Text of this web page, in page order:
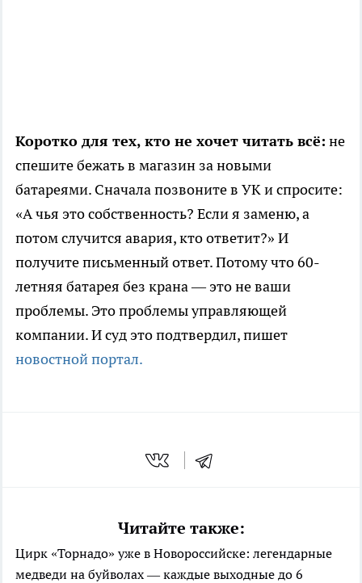
Коротко для тех, кто не хочет читать всё: не
спешите бежать в магазин за новыми
батареями. Сначала позвоните в УК и спросите:
«А чья это собственность? Если я заменю, а
потом случится авария, кто ответит?» И
получите письменный ответ. Потому что 60-
летняя батарея без крана — это не ваши
проблемы. Это проблемы управляющей
компании. И суд это подтвердил, пишет
новостной портал.
Читайте также:
Цирк «Торнадо» уже в Новороссийске: легендарные
медведи на буйволах — каждые выходные до 6